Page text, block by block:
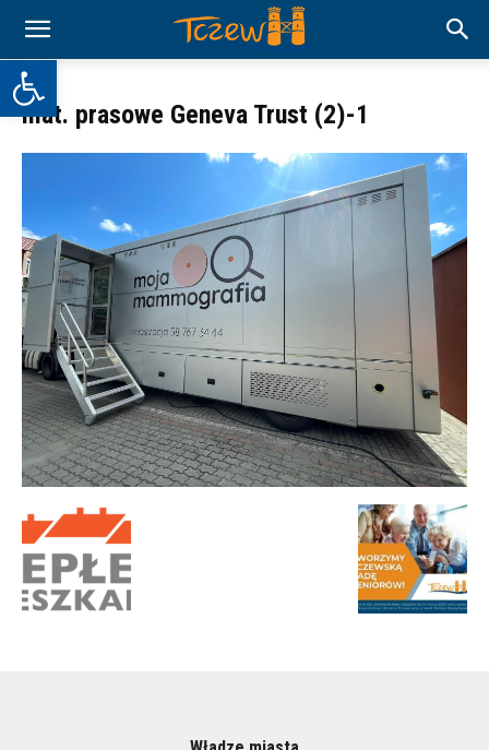
Otwórz pasek narzędzi
mat. prasowe Geneva Trust (2)-1